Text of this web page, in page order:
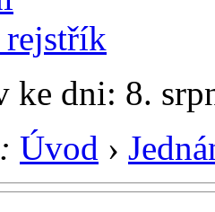
ke dni: 8.
Úvod ›